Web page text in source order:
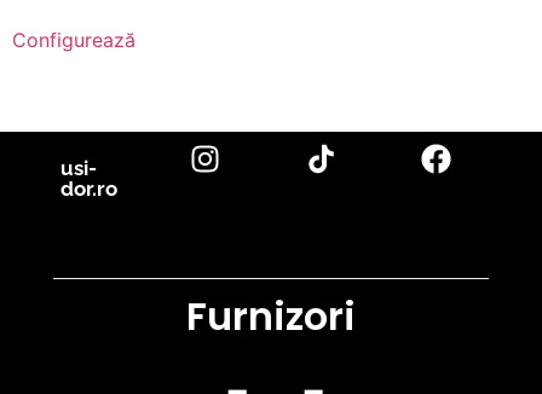
Configurează
usi-
dor.ro
Furnizori